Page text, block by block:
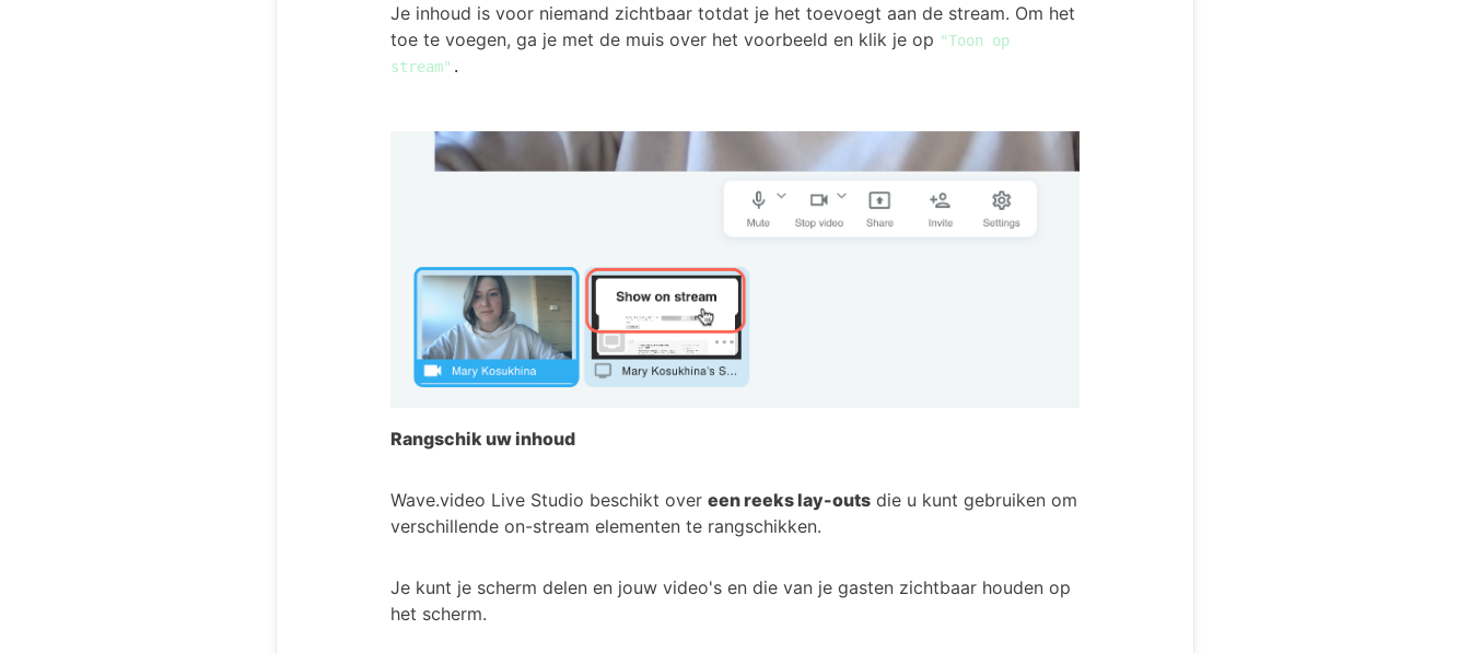
Je inhoud is voor niemand zichtbaar totdat je het toevoegt aan de stream. Om het
toe te voegen, ga je met de muis over het voorbeeld en klik je op "Toon op
stream" .
Rangschik uw inhoud
Wave.video Live Studio beschikt over een reeks lay-outs die u kunt gebruiken om
verschillende on-stream elementen te rangschikken.
Je kunt je scherm delen en jouw video's en die van je gasten zichtbaar houden op
het scherm.